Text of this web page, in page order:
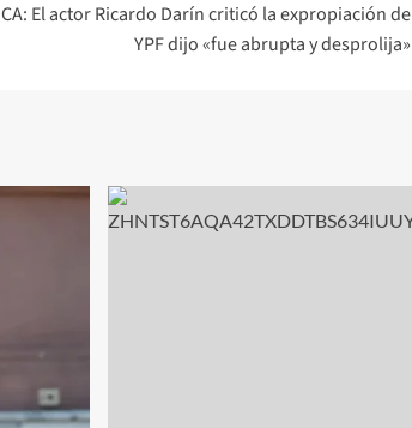
El actor Ricardo Darín criticó la expropiación de
YPF dijo «fue abrupta y desprolija»